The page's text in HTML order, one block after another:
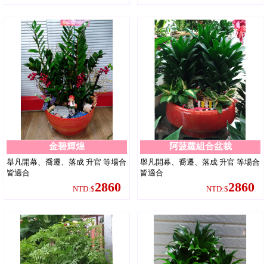
金碧輝煌
舉凡開幕、喬遷、落成 升官 等場合
皆適合
NTD:$2860
阿菠蘿組合盆栽
舉凡開幕、喬遷、落成 升官 等場合
皆適合
NTD:$2860